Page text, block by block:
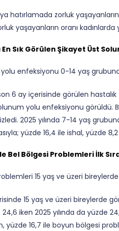
hatırlamada zorluk
yaşayanların oranı
Sık Görülen Şikayet Üst
enfeksiyonu 0-14 yaş
6 ay içerisinde görülen
yolu enfeksiyonu görüldü.
2025 yılında 7-14 yaş
yüzde 16,4 ile ishal, yüzde
Bel Bölgesi Problemleri İlk
15 yaş ve üzeri
15 yaş ve üzeri bireylerde
24,6 iken 2025 yılında da yüzde
yüzde 16,7 ile boyun bölgesi